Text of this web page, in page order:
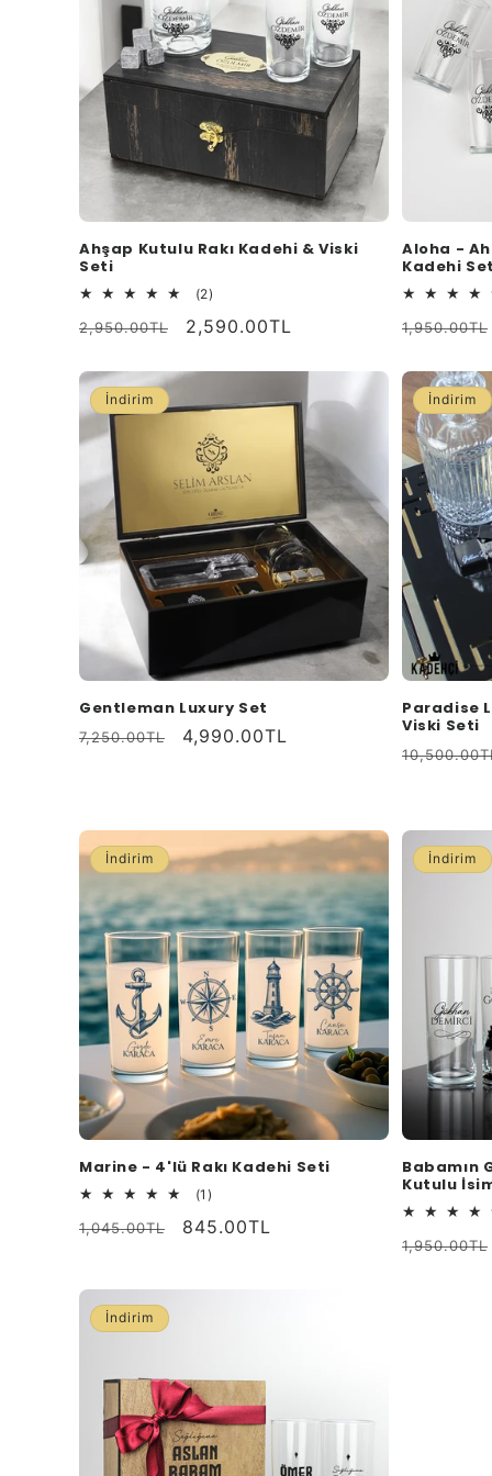
s
i
o
n
:
Ahşap Kutulu Rakı Kadehi & Viski
Seti
(2)
değerlendirme
Normal
2,950.00TL
İndirimli
2,590.00TL
Aloha -
Kadehi
Normal
1,950.00TL
İndirim
Gentleman Luxury Set
Normal
7,250.00TL
İndirimli
4,990.00TL
İndirim
Paradise
Viski Seti
Normal
İndirim
Marine - 4'lü Rakı Kadehi Seti
(1)
değerlendirme
Normal
1,045.00TL
İndirimli
845.00TL
İndirim
Babamın
Kutulu
Normal
1,950.00TL
İndirim